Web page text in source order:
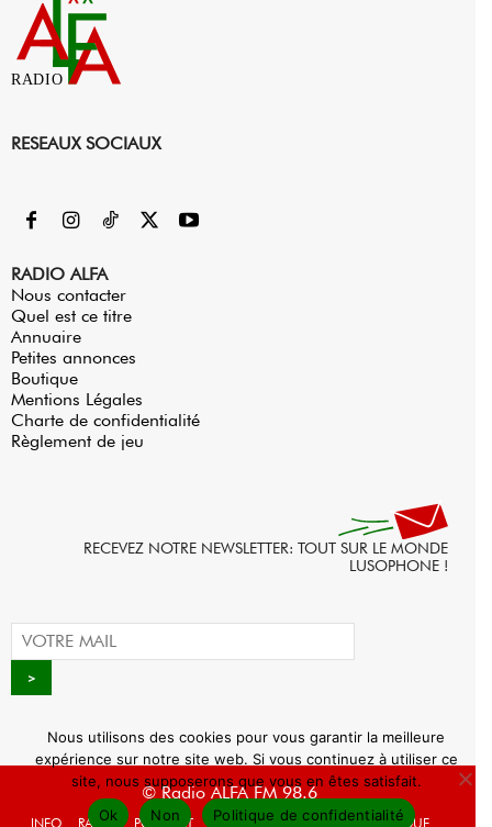
RADIO
RESEAUX SOCIAUX
RADIO ALFA
Nous contacter
Quel est ce titre
Annuaire
Petites annonces
Boutique
Mentions Légales
Charte de confidentialité
Règlement de jeu
RECEVEZ NOTRE NEWSLETTER: TOUT SUR LE MONDE
LUSOPHONE !
© Radio ALFA FM 98.6
INFO RADIO PODCAST AGENDA WEBRADIO BOUTIQUE
Nous utilisons des cookies pour vous garantir la meilleure
expérience sur notre site web. Si vous continuez à utiliser ce
site, nous supposerons que vous en êtes satisfait.
Ok
Non Politique de confidentialité